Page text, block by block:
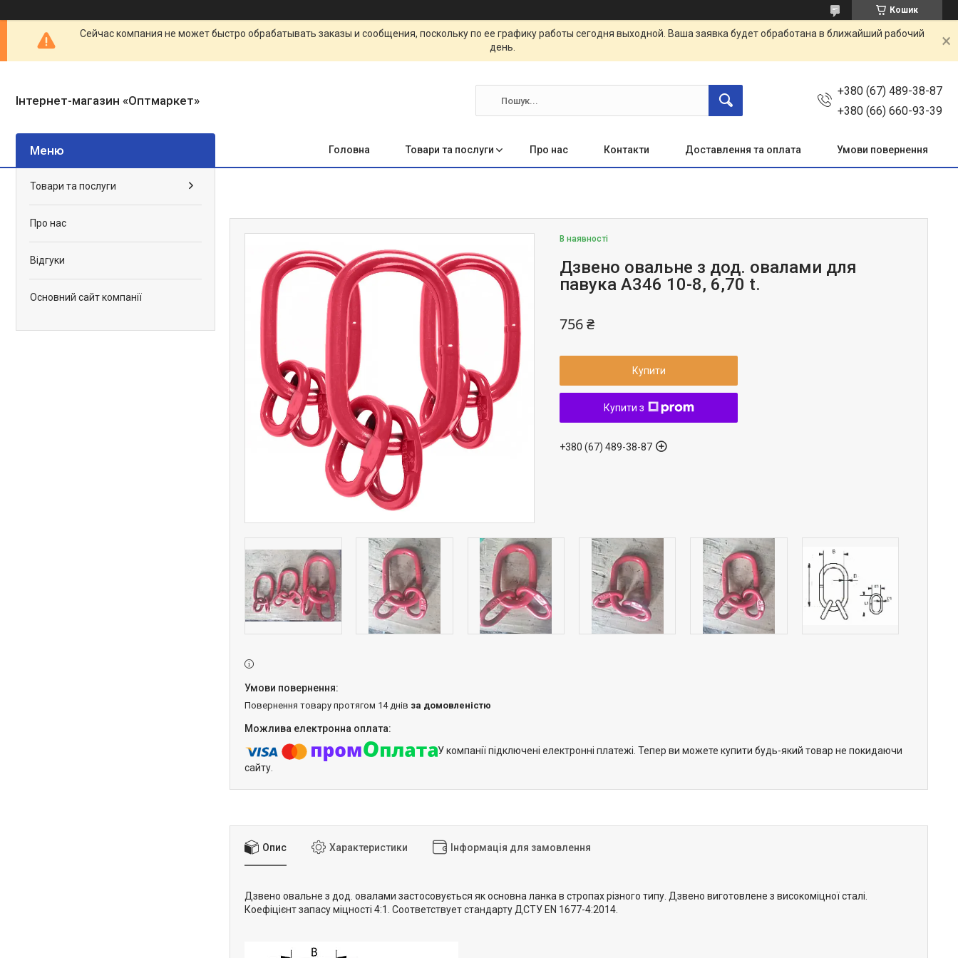
Кошик
Сейчас компания не может быстро обрабатывать заказы и сообщения, поскольку по ее графику работы сегодня выходной. Ваша заявка будет обработана в ближайший рабочий
день.
Інтернет-магазин «Оптмаркет»
+380 (67) 489-38-87
+380 (66) 660-93-39
Головна Товари та послуги Про нас Контакти Доставлення та оплата Умови повернення
В наявності
Дзвено овальне з дод. овалами для
павука А346 10-8, 6,70 t.
756 ₴
Купити
Купити з
+380 (67) 489-38-87
повернення товару протягом 14 днів за домовленістю
У компанії підключені електронні платежі. Тепер ви можете купити будь-який товар не покидаючи
сайту.
Опис Характеристики Інформація для замовлення
Дзвено овальне з дод. овалами застосовується як основна ланка в стропах різного типу. Дзвено виготовлене з високоміцної сталі.
Коефіцієнт запасу міцності 4:1. Соответствует стандарту ДСТУ EN 1677-4:2014.
Товари та послуги
Про нас
Відгуки
Основний сайт компанії